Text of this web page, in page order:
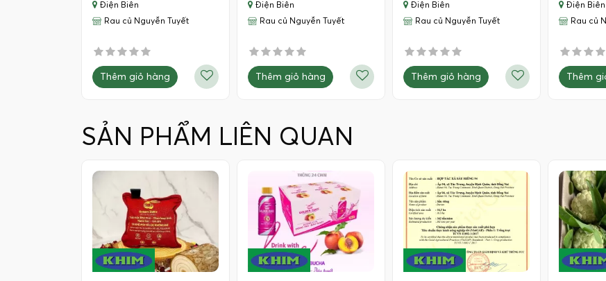
Điện Biên
Rau củ Nguyễn Tuyết
Thêm giỏ hàng
Điện Biên
Rau củ Nguyễn Tuyết
Thêm giỏ hàng
Điện Biên
Rau củ Nguyễn Tuyết
Thêm giỏ hàng
Điện Biên
Rau củ
Thêm
SẢN PHẨM LIÊN QUAN